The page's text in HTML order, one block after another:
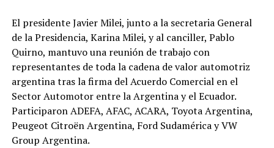
El presidente Javier Milei, junto a la secretaria General
de la Presidencia, Karina Milei, y al canciller, Pablo
Quirno, mantuvo una reunión de trabajo con
representantes de toda la cadena de valor automotriz
argentina tras la firma del Acuerdo Comercial en el
Sector Automotor entre la Argentina y el Ecuador.
Participaron ADEFA, AFAC, ACARA, Toyota Argentina,
Peugeot Citroën Argentina, Ford Sudamérica y VW
Group Argentina.